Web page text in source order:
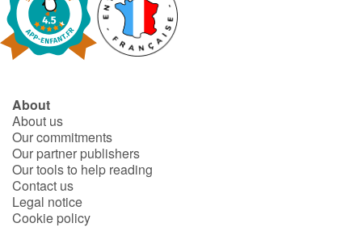
Blog
Learn french with Storyplay'r
Reading for children
Activities and workshops
Dyslexia and reading disorders
About
About us
Our commitments
Our partner publishers
Our tools to help reading
Contact us
Legal notice
Cookie policy